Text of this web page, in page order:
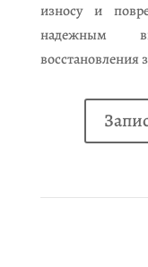
износу и
надежным
восстановления